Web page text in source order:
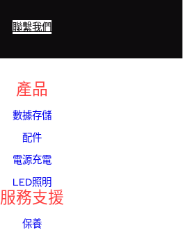
聯繫我們
產品
數據存儲
配件
電源充電
LED照明
服務支援
保養